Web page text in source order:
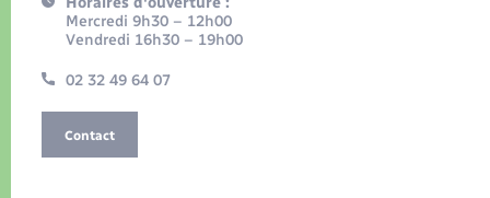
Mercredi 9h30 – 12h00
Vendredi 16h30 – 19h00
02 32 49 64 07
Contact